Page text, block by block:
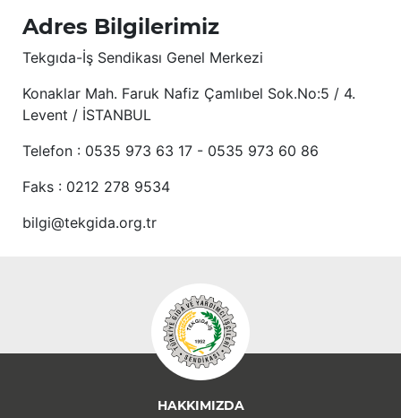
Adres Bilgilerimiz
Tekgıda-İş Sendikası Genel Merkezi
Konaklar Mah. Faruk Nafiz Çamlıbel Sok.No:5 / 4.
Levent / İSTANBUL
Telefon : 0535 973 63 17 - 0535 973 60 86
Faks : 0212 278 9534
bilgi@tekgida.org.tr
HAKKIMIZDA